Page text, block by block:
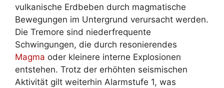
vulkanische Erdbeben durch magmatische
Bewegungen im Untergrund verursacht werden.
Die Tremore sind niederfrequente
Schwingungen, die durch resonierendes
Magma oder kleinere interne Explosionen
entstehen. Trotz der erhöhten seismischen
Aktivität gilt weiterhin Alarmstufe 1, was